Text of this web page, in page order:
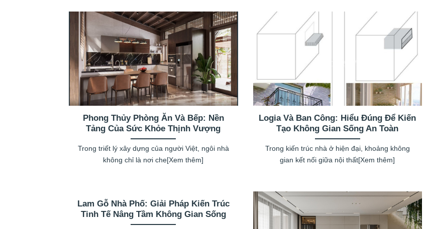
Phong Thủy Phòng Ăn Và Bếp: Nền
Tảng Của Sức Khỏe Thịnh Vượng
Trong triết lý xây dựng của người Việt, ngôi nhà
không chỉ là nơi che[Xem thêm]
Logia Và Ban Công: Hiểu Đúng Để Kiến
Tạo Không Gian Sống An Toàn
Trong kiến trúc nhà ở hiện đại, khoảng không
gian kết nối giữa nội thất[Xem thêm]
Lam Gỗ Nhà Phố: Giải Pháp Kiến Trúc
Tinh Tế Nâng Tầm Không Gian Sống